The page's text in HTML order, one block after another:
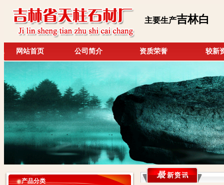
主要生产吉林白
网站首页 公司简介 资质荣誉 较新
产品分类